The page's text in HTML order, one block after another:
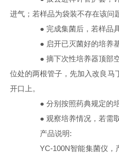
进气；若样品为袋装不存在该问
● 完成集菌后，若样品具
● 启开已灭菌好的培养基
● 摘下次性培养器顶部空
位处的两根管子，先加入改良马
开口上。
● 分别按照药典规定的培
● 观察培养情况，若需取
产品说明:
YC-100N智能集菌仪，产